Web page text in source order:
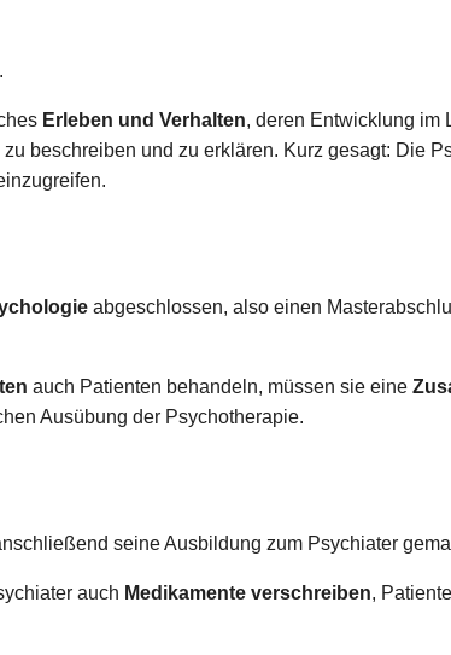
Erleben und Verhalten, deren Entwicklung im
beschreiben und zu erklären. Kurz gesagt: Die
abgeschlossen, also einen
auch Patienten behandeln, müssen sie eine
Ausübung der Psychotherapie.
seine Ausbildung zum Psychiater
auch Medikamente verschreiben,